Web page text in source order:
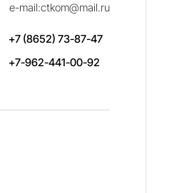
e-mail:ctkom@mail.ru
+7 (8652) 73-87-47
+7-962-441-00-92